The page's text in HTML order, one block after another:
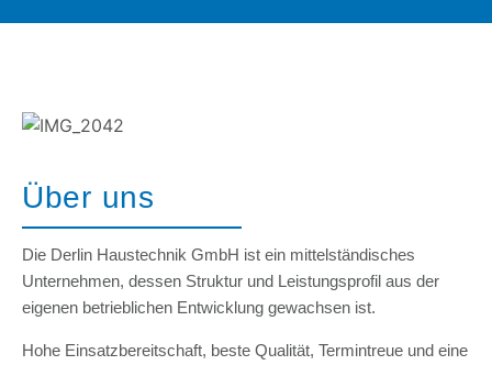
Über uns
Die Derlin Haustechnik GmbH ist ein mittelständisches
Unternehmen, dessen Struktur und Leistungsprofil aus der
eigenen betrieblichen Entwicklung gewachsen ist.
Hohe Einsatzbereitschaft, beste Qualität, Termintreue und eine